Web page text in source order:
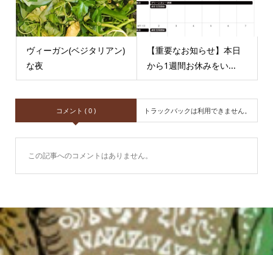
ヴィーガン(ベジタリアン)
な夜
【重要なお知らせ】本日
から1週間お休みをい...
コメント ( 0 ) トラックバックは利用できません。
この記事へのコメントはありません。